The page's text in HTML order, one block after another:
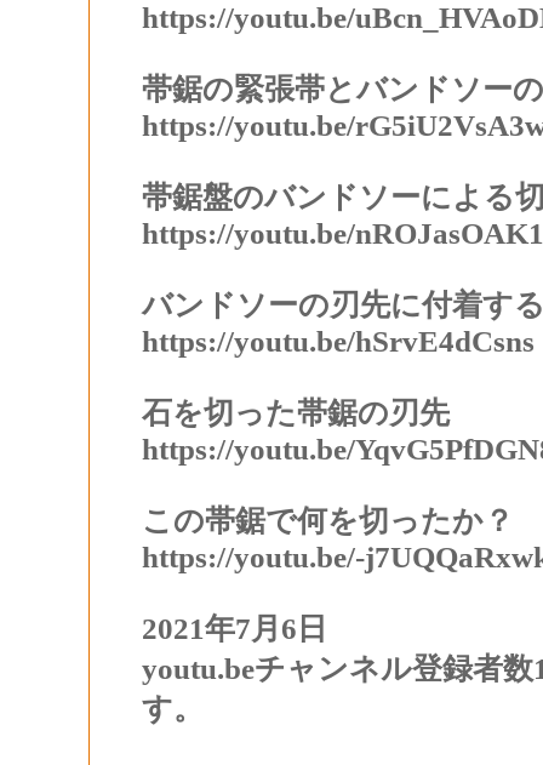
https://youtu.be/
帯鋸の緊張帯とバンドソー
https://youtu.be/
帯鋸盤のバンドソーによる
https://youtu.be/
バンドソーの刃先に付着す
https://youtu.be/hSrvE4dCsns
石を切った帯鋸の刃先
https://youtu.be/
この帯鋸で何を切ったか？
https://youtu.be/-
2021年7月6日
youtu.beチャンネル登録者
す。